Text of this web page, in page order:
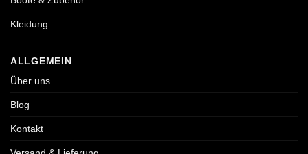
Kleidung
ALLGEMEIN
Über uns
Blog
Kontakt